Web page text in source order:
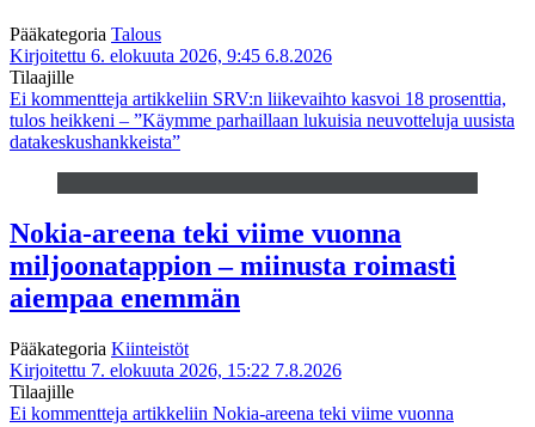
Pääkategoria Talous
Kirjoitettu 6. elokuuta 2026, 9:45 6.8.2026
Tilaajille
Ei kommentteja artikkeliin SRV:n liikevaihto kasvoi 18 prosenttia,
tulos heikkeni – ”Käymme parhaillaan lukuisia neuvotteluja uusista
datakeskushankkeista”
Nokia-areena teki viime vuonna
miljoonatappion – miinusta roimasti
aiempaa enemmän
Pääkategoria Kiinteistöt
Kirjoitettu 7. elokuuta 2026, 15:22 7.8.2026
Tilaajille
Ei kommentteja artikkeliin Nokia-areena teki viime vuonna